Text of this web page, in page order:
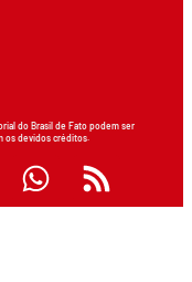
do Brasil de Fato podem ser
os devidos créditos.